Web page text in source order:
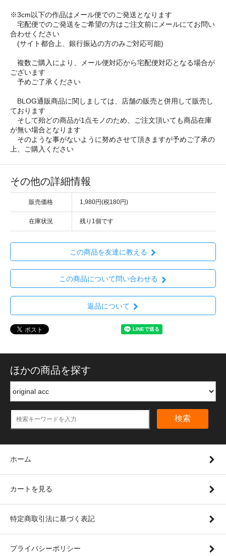
※3cm以下の作品はメール便でのご発送となります
宅配便でのご発送をご希望の方はご注文前にメールにてお問い
合わせください
(サイト都合上、銀行振込の方のみご対応可能)
複数ご購入により、メール便対応から宅配便対応となる場合が
ございます
予めご了承ください
BLOG通販商品に関しましては、店舗の販売と併用して販売し
ております
そして殆どの商品が1点モノのため、ご注文頂いても商品在庫
が無い場合となります
そのような事がないように努めさせて頂きますが予めご了承の
上、ご購入ください
その他の詳細情報
販売価格 1,980円(税180円)
在庫状況 残り1個です
この商品を友達に教える
この商品について問い合わせる
返品について
ほかの商品を探す
検索
ホーム
カートを見る
特定商取引法に基づく表記
プライバシーポリシー